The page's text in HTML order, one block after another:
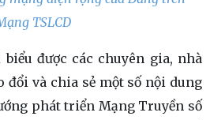
TSLCD
được các chuyên gia, nhà
đổi và chia sẻ một số nội dung
phát triển Mạng Truyền số